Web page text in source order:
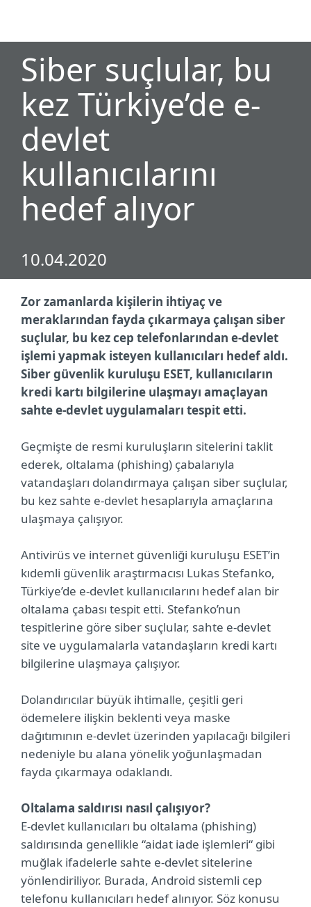
Siber suçlular, bu
kez Türkiye’de e-
devlet
kullanıcılarını
hedef alıyor
10.04.2020
Zor zamanlarda kişilerin ihtiyaç ve
meraklarından fayda çıkarmaya çalışan siber
suçlular, bu kez cep telefonlarından e-devlet
işlemi yapmak isteyen kullanıcıları hedef aldı.
Siber güvenlik kuruluşu ESET, kullanıcıların
kredi kartı bilgilerine ulaşmayı amaçlayan
sahte e-devlet uygulamaları tespit etti.
Geçmişte de resmi kuruluşların sitelerini taklit
ederek, oltalama (phishing) çabalarıyla
vatandaşları dolandırmaya çalışan siber suçlular,
bu kez sahte e-devlet hesaplarıyla amaçlarına
ulaşmaya çalışıyor.
Antivirüs ve internet güvenliği kuruluşu ESET’in
kıdemli güvenlik araştırmacısı Lukas Stefanko,
Türkiye’de e-devlet kullanıcılarını hedef alan bir
oltalama çabası tespit etti. Stefanko’nun
tespitlerine göre siber suçlular, sahte e-devlet
site ve uygulamalarla vatandaşların kredi kartı
bilgilerine ulaşmaya çalışıyor.
Dolandırıcılar büyük ihtimalle, çeşitli geri
ödemelere ilişkin beklenti veya maske
dağıtımının e-devlet üzerinden yapılacağı bilgileri
nedeniyle bu alana yönelik yoğunlaşmadan
fayda çıkarmaya odaklandı.
Oltalama saldırısı nasıl çalışıyor?
E-devlet kullanıcıları bu oltalama (phishing)
saldırısında genellikle “aidat iade işlemleri“ gibi
muğlak ifadelerle sahte e-devlet sitelerine
yönlendiriliyor. Burada, Android sistemli cep
telefonu kullanıcıları hedef alınıyor. Söz konusu